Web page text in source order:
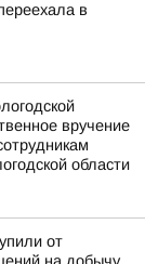
в
вручение
области
от